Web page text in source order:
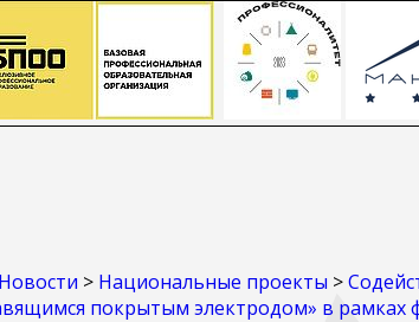
Новости > Национальные проекты >
покрытым электродом» в рамках